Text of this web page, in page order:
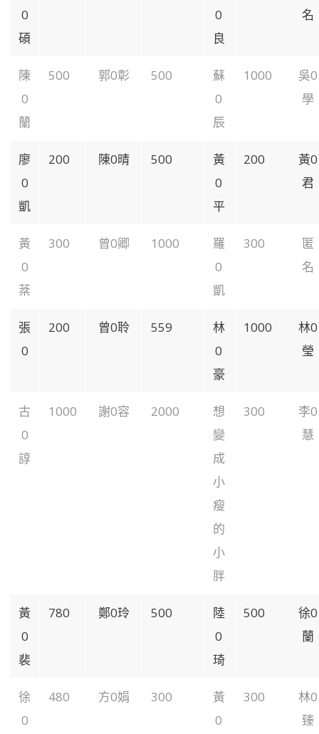
0
碩
0
良
名
陳
0
蘭
500 郭0彰 500
蘇
0
辰
1000
吳0
學
廖
0
凱
200 陳0晴 500
黃
0
平
200
黃0
君
黃
0
棻
300 曾0卿 1000
羅
0
凱
300
匿
名
張
0
200 曾0聆 559
林
0
豪
1000
林0
瑩
古
0
諄
1000 謝0容 2000
想
變
成
小
瘦
的
小
胖
300
李0
慧
黃
0
裴
780 鄭0玲 500
陸
0
琦
500
徐0
蘭
徐
0
480 方0娟 300
黃
0
300
林0
臻